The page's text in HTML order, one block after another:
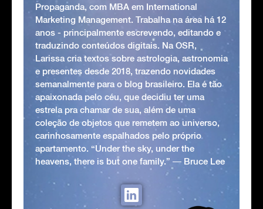
Propaganda, com MBA em International
Marketing Management. Trabalha na área há 12
anos - principalmente escrevendo, editando e
traduzindo conteúdos digitais. Na OSR,
Larissa cria textos sobre astrologia, astronomia
e presentes desde 2018, trazendo novidades
semanalmente para o blog brasileiro. Ela é tão
apaixonada pelo céu, que decidiu ter uma
estrela pra chamar de sua, além de uma
coleção de objetos que remetem ao universo,
carinhosamente espalhados pelo próprio
apartamento. “Under the sky, under the
heavens, there is but one family.” ― Bruce Lee